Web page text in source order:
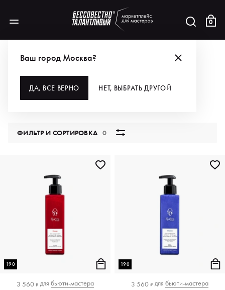
0
Ваш город Москва?
ДА, ВСЕ ВЕРНО НЕТ, ВЫБРАТЬ ДРУГОЙ
ВСЕ КАТЕГОРИИ
ФИЛЬТР И СОРТИРОВКА0
190
3 560 ₽ для бьюти-мастера
190
3 560 ₽ для бьюти-мастера